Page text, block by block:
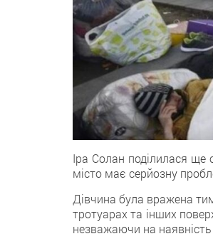
Іра Солан поділилася
місто має серйозну
Дівчина була вражена
тротуарах та інших
незважаючи на